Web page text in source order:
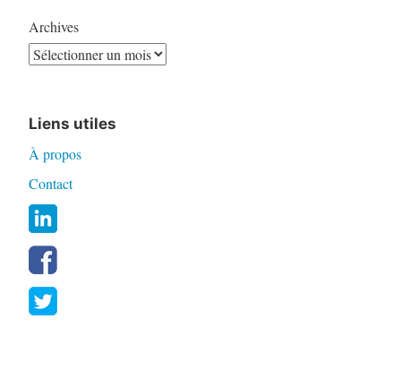
Archives
Liens utiles
À propos
Contact